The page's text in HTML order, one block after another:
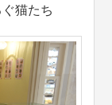
猫たち